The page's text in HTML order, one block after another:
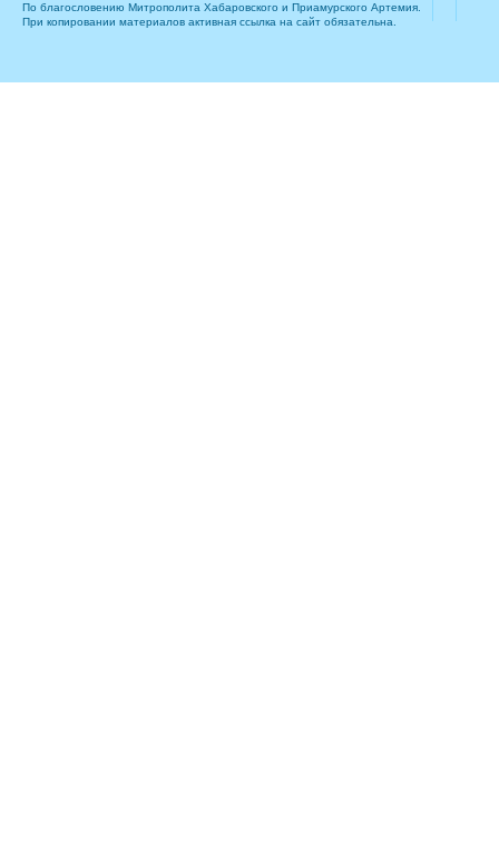
По благословению Митрополита Хабаровского и Приамурского Артемия.
При копировании материалов активная ссылка на сайт обязательна.